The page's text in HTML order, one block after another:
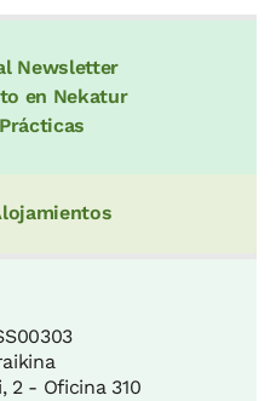
Newsletter
en Nekatur
2 - Oficina 310